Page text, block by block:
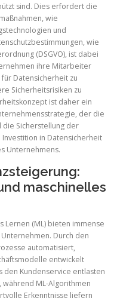
sind. Dies erfordert die
wie
und
wie
(DSGVO), ist dabei
ihre Mitarbeiter
Datensicherheit zu
Sicherheitsrisiken zu
ist daher ein
der die
die Sicherstellung der
in Datensicherheit
Unternehmens.
maschinelles
Lernen (ML) bieten immense
Durch den
automatisiert,
entwickelt
Kundenservice entlasten
ML-Algorithmen
Erkenntnisse liefern